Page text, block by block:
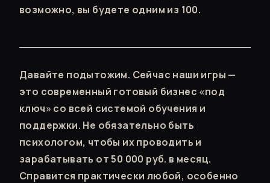
возможно, вы будете одним из 100.
Давайте подытожим. Сейчас наши игры —
это современный готовый бизнес «под
ключ» со всей системой обучения и
поддержки. Не обязательно быть
психологом, чтобы их проводить и
зарабатывать от 50 000 руб. в месяц.
Справится практически любой, особенно